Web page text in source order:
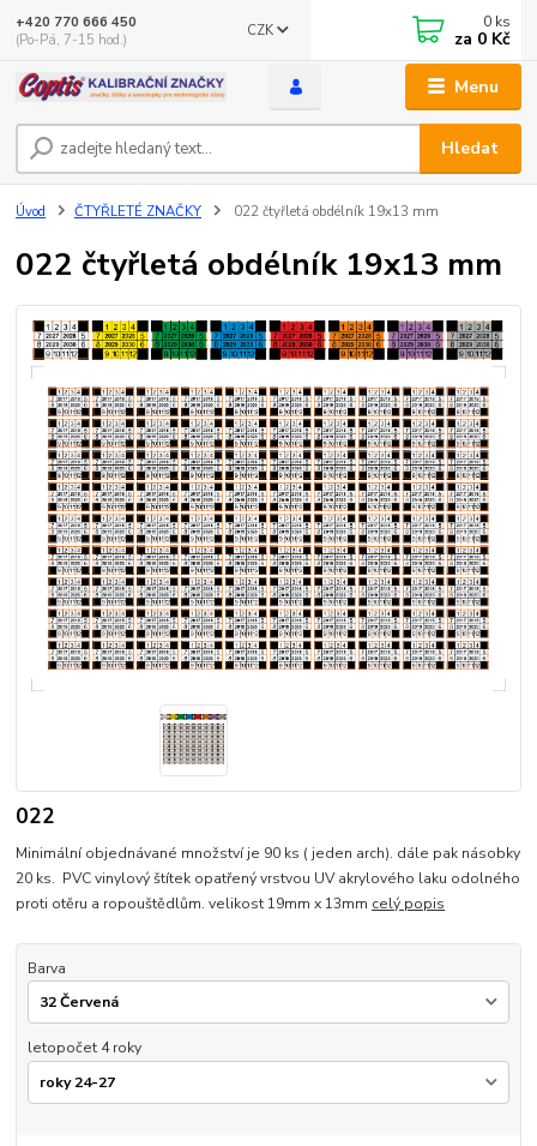
Menu
CZK
Hledat
+420 770 666 450
(Po-Pá, 7-15 hod.)
0 ks
za 0 Kč
Úvod ČTYŘLETÉ ZNAČKY 022 čtyřletá obdélník 19x13 mm
022 čtyřletá obdélník 19x13 mm
022
Minimální objednávané množství je 90 ks ( jeden arch). dále pak násobky
20 ks. PVC vinylový štítek opatřený vrstvou UV akrylového laku odolného
proti otěru a ropouštědlům. velikost 19mm x 13mm celý popis
Barva
letopočet 4 roky